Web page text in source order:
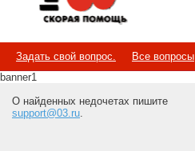
Задать свой вопрос. Все вопросы
banner1
О найденных недочетах пишите
support@03.ru.